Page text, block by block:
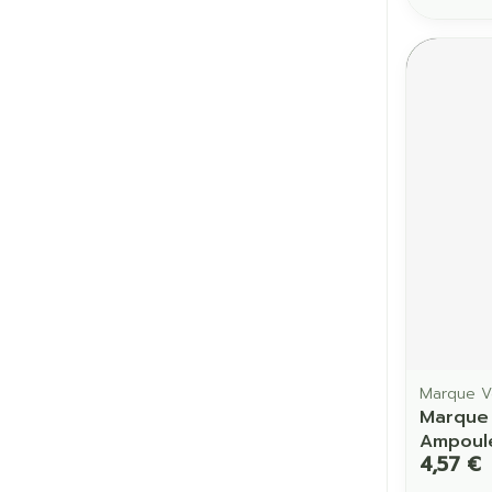
Marque
4,57 €